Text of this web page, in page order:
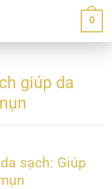
0
giúp da
sạch: Giúp